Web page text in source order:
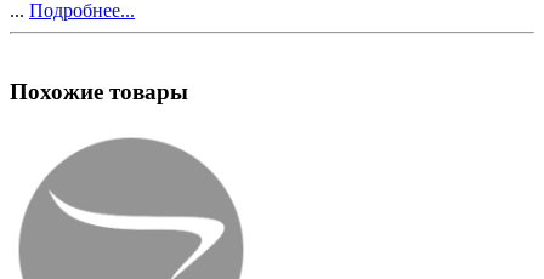
... Подробнее...
Похожие товары